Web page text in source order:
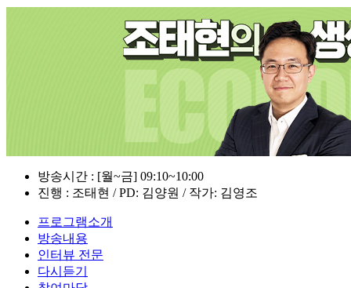
방송시간 : [월~금] 09:10~10:00
진행 : 조태현 / PD: 김양원 / 작가: 김영조
프로그램소개
방송내용
인터뷰 전문
다시듣기